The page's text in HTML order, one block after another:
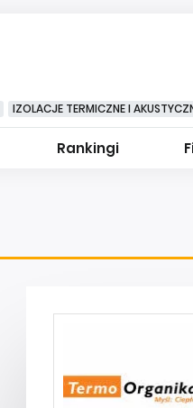
IZOLACJE TERMICZNE I
Rankingi